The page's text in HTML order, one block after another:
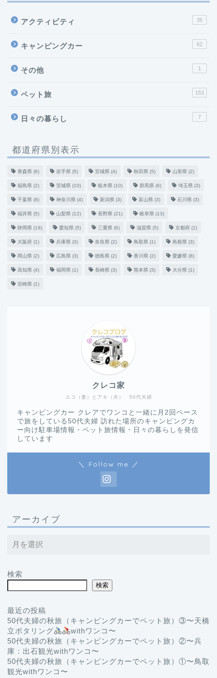
アクティビティ 35
キャンピングカー 62
その他 1
ペット旅 153
日々の暮らし 7
都道府県別表示
青森県 (6) 岩手県 (5) 宮城県 (4) 秋田県 (5) 山形県 (2)
福島県 (2) 茨城県 (10) 栃木県 (10) 群馬県 (6) 埼玉県 (3)
千葉県 (8) 神奈川県 (4) 新潟県 (3) 富山県 (3) 石川県 (3)
福井県 (5) 山梨県 (12) 長野県 (21) 岐阜県 (13)
静岡県 (19) 愛知県 (5) 三重県 (6) 滋賀県 (5) 京都府 (1)
大阪府 (1) 兵庫県 (3) 奈良県 (2) 鳥取県 (1) 島根県 (3)
岡山県 (2) 広島県 (3) 徳島県 (2) 香川県 (2) 愛媛県 (8)
高知県 (4) 福岡県 (1) 長崎県 (3) 熊本県 (3) 大分県 (1)
宮崎県 (1)
エコ（妻）とアキ（夫） 50代夫婦
クレコ家
キャンピングカー クレアでワンコと一緒に月2回ペース
で旅をしている50代夫婦 訪れた場所のキャンピングカ
ー向け駐車場情報・ペット旅情報・日々の暮らしを発信
しています
＼ Follow me ／
アーカイブ
検索
検索
最近の投稿
50代夫婦の秋旅（キャンピングカーでペット旅）③〜天橋
立ポタリング
withワンコ〜
50代夫婦の秋旅（キャンピングカーでペット旅）②〜兵
庫：出石観光withワンコ〜
50代夫婦の秋旅（キャンピングカーでペット旅）①〜鳥取
観光withワンコ〜